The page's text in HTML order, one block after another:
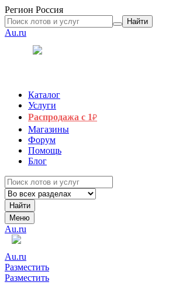
Регион Россия
Найти
Au.ru
Каталог
Услуги
Распродажа с 1₽
Магазины
Форум
Помощь
Блог
Найти
Меню
Au.ru
Au.ru
Разместить
Разместить